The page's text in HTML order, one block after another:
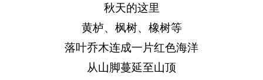
秋天的这里
黄栌、枫树、橡树等
落叶乔木连成一片红色海洋
从山脚蔓延至山顶